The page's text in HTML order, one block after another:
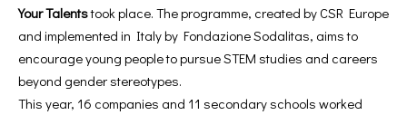
Your Talentstook place. The programme, created by CSR Europe
and implemented in Italy by Fondazione Sodalitas, aims to
encourage young people to pursue STEM studies and careers
beyond gender stereotypes.
This year, 16 companies and 11 secondary schools worked